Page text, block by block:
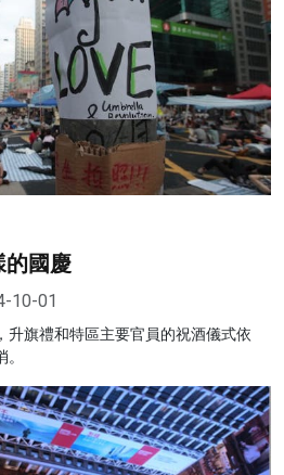
的國慶
10-01
升旗禮和特區主要官員的祝酒儀式依